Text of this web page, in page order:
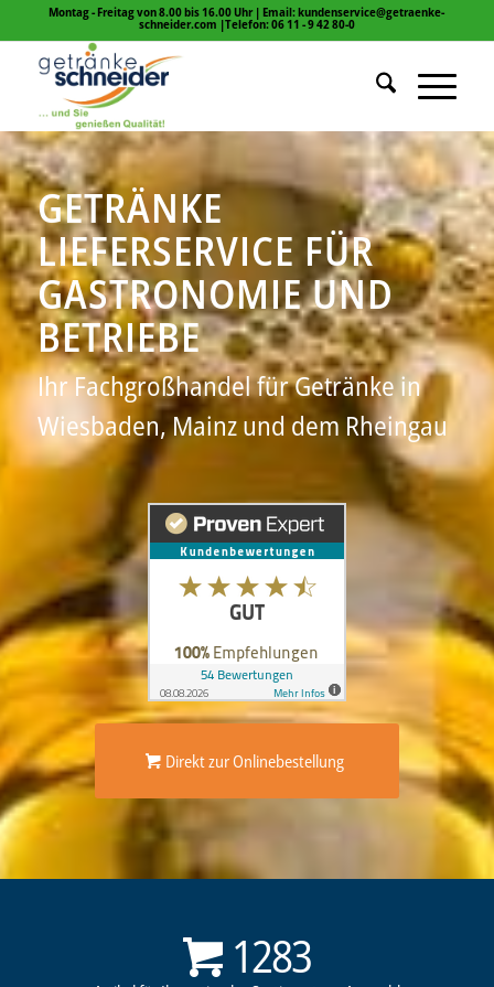
Montag - Freitag von 8.00 bis 16.00 Uhr | Email: kundenservice@getraenke-
schneider.com |Telefon: 06 11 - 9 42 80-0
GETRÄNKE
LIEFERSERVICE FÜR
GASTRONOMIE UND
BETRIEBE
Ihr Fachgroßhandel für Getränke in
Wiesbaden, Mainz und dem Rheingau
Direkt zur Onlinebestellung
1283